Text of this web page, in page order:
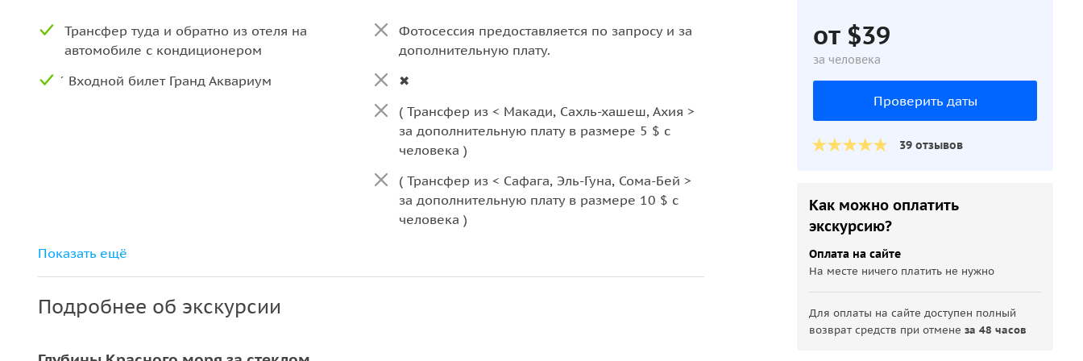
Трансфер туда и обратно из отеля на
автомобиле с кондиционером
́ Входной билет Гранд Аквариум
Фотосессия предоставляется по запросу и за
дополнительную плату.
✖
( Трансфер из < Макади, Сахль-хашеш, Ахия >
за дополнительную плату в размере 5 $ с
человека )
( Трансфер из < Сафага, Эль-Гуна, Сома-Бей >
за дополнительную плату в размере 10 $ с
человека )
25$ за микроавтобус до 6 человек в обе
Показать ещё
Подробнее об экскурсии
от $39
за человека
Проверить даты
39 отзывов
Как можно оплатить
экскурсию?
Оплата на сайте
На месте ничего платить не нужно
Для оплаты на сайте доступен полный
возврат средств при отменеза 48 часов